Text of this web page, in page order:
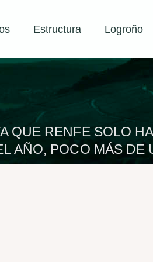
Estructura Logroño
QUE RENFE SOLO
AÑO, POCO MÁS